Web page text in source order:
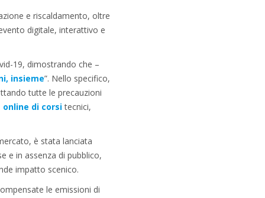
e riscaldamento, oltre
digitale, interattivo e
19, dimostrando che –
insieme”. Nello specifico,
tutte le precauzioni
di corsitecnici,
è stata lanciata
e in assenza di pubblico,
impatto scenico.
le emissioni di